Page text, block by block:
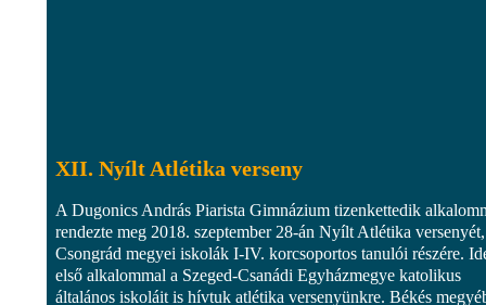
XII. Nyílt Atlétika verseny
A Dugonics András Piarista Gimnázium tizenkettedik
rendezte meg 2018. szeptember 28-án Nyílt Atlétika
Csongrád megyei iskolák I-IV. korcsoportos tanulói részére.
első alkalommal a Szeged-Csanádi Egyházmegye katolikus
általános iskoláit is hívtuk atlétika versenyünkre. Békés